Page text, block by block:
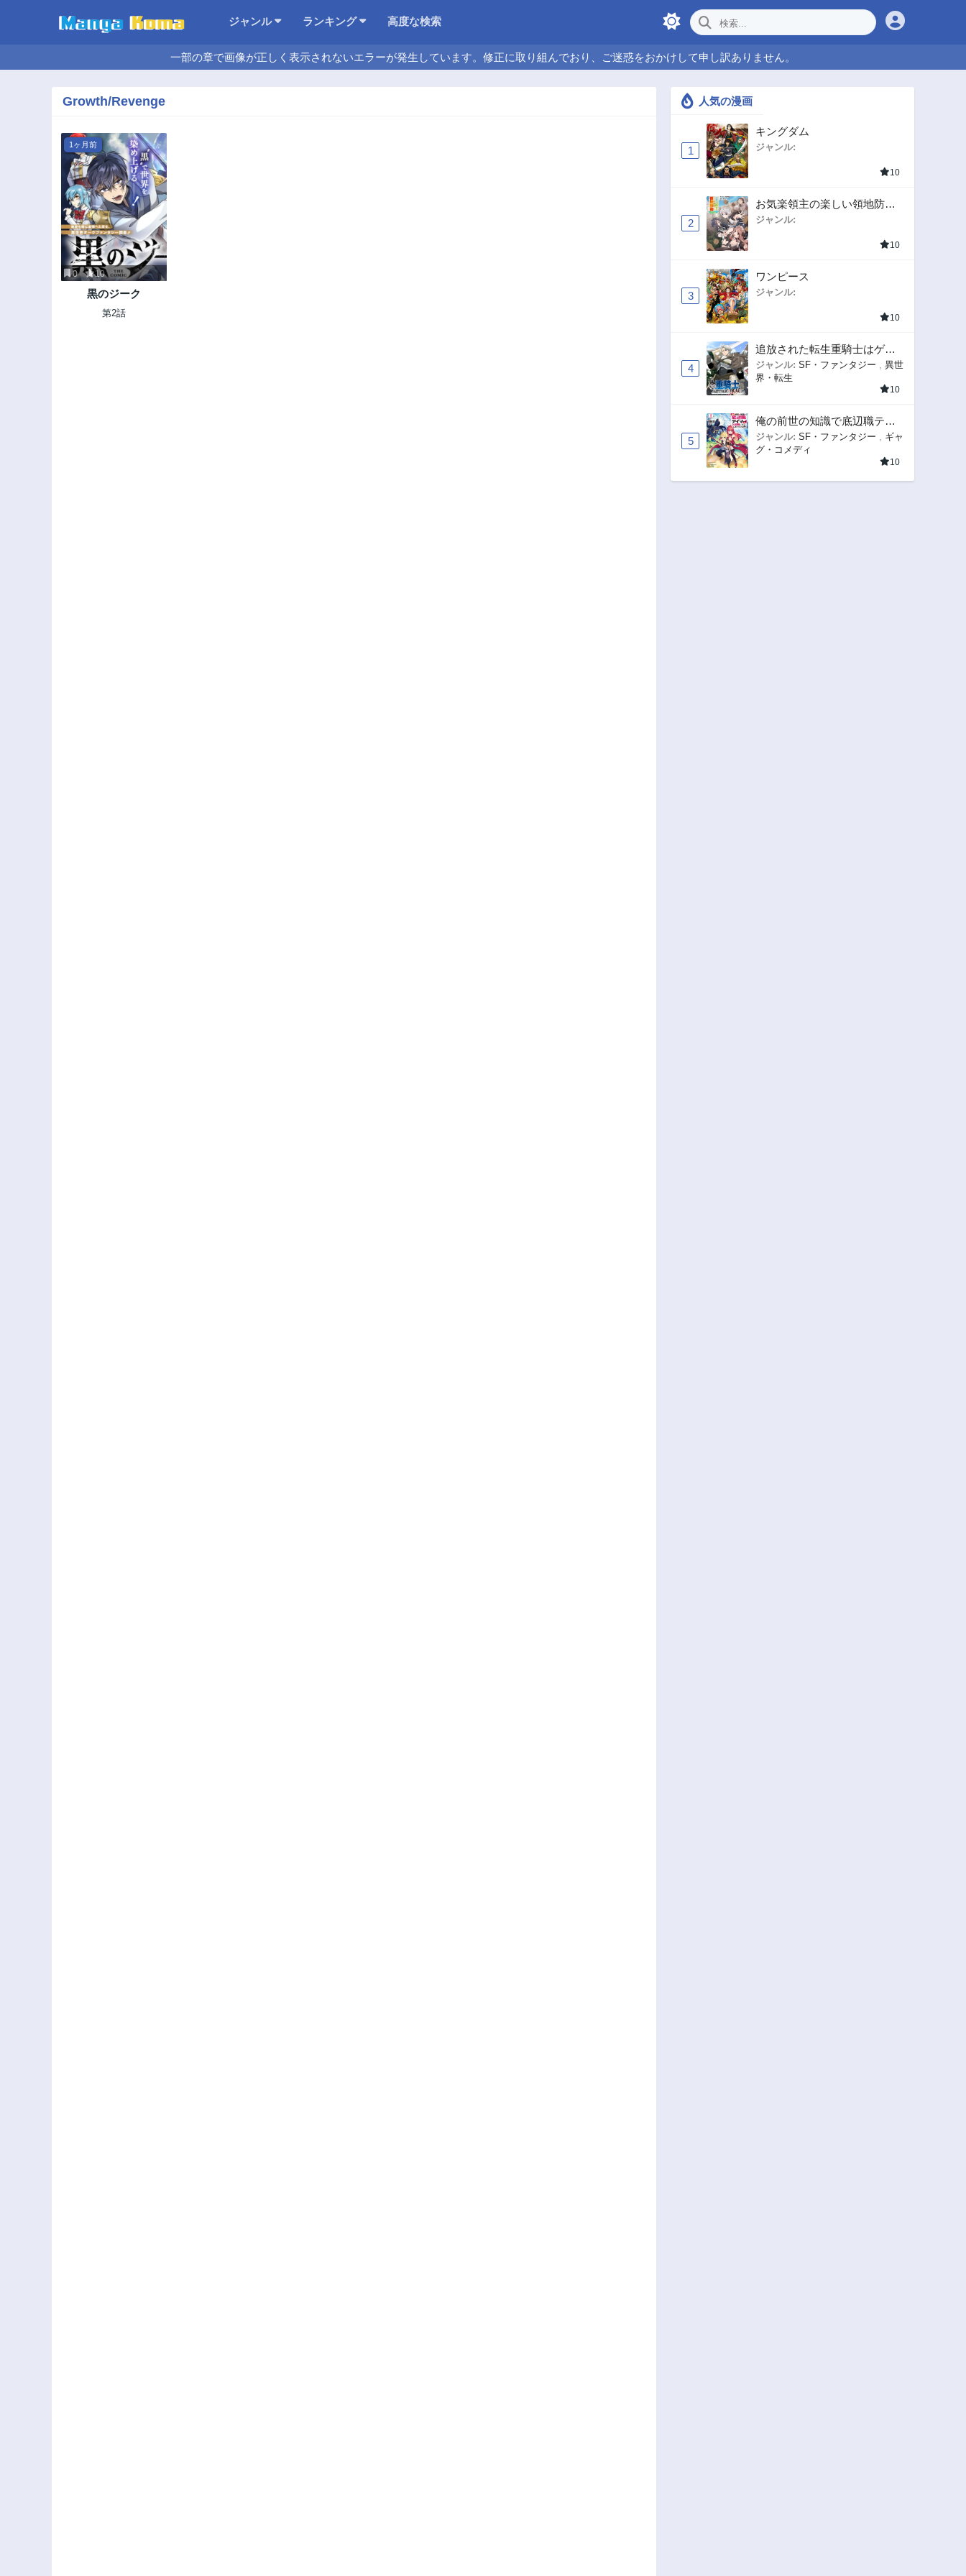
ジャンル ランキング 高度な検索
一部の章で画像が正しく表示されないエラーが発生しています。修正に取り組んでおり、ご迷惑をおかけして申し訳ありません。
Growth/Revenge
1ヶ月前
0 10
黒のジーク
第2話
人気の漫画
1
キングダム
ジャンル:
10
2
お気楽領主の楽しい領地防衛
〜生産系魔術で名もなき村を
ジャンル:
10
3
ワンピース
ジャンル:
10
4
追放された転生重騎士はゲー
ム知識で無双する
ジャンル: SF・ファンタジー
異世
界・転生
10
5
俺の前世の知識で底辺職テイ
マーが上級職になってしまい
そうな件
ジャンル: SF・ファンタジー , ギャ
グ・コメディ
10